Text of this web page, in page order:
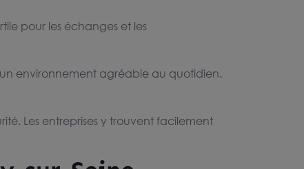
pour les échanges et les
environnement agréable au quotidien.
Les entreprises y trouvent facilement